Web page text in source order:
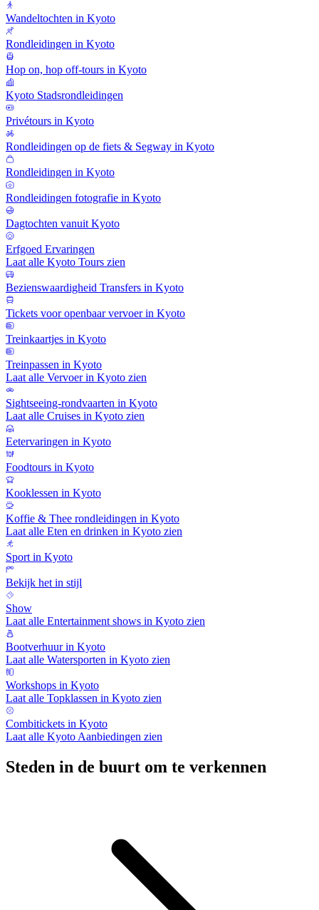
Wandeltochten in Kyoto
Rondleidingen in Kyoto
Hop on, hop off-tours in Kyoto
Kyoto Stadsrondleidingen
Privétours in Kyoto
Rondleidingen op de fiets & Segway in Kyoto
Rondleidingen in Kyoto
Rondleidingen fotografie in Kyoto
Dagtochten vanuit Kyoto
Erfgoed Ervaringen
Laat alle Kyoto Tours zien
Bezienswaardigheid Transfers in Kyoto
Tickets voor openbaar vervoer in Kyoto
Treinkaartjes in Kyoto
Treinpassen in Kyoto
Laat alle Vervoer in Kyoto zien
Sightseeing-rondvaarten in Kyoto
Laat alle Cruises in Kyoto zien
Eetervaringen in Kyoto
Foodtours in Kyoto
Kooklessen in Kyoto
Koffie & Thee rondleidingen in Kyoto
Laat alle Eten en drinken in Kyoto zien
Sport in Kyoto
Bekijk het in stijl
Show
Laat alle Entertainment shows in Kyoto zien
Bootverhuur in Kyoto
Laat alle Watersporten in Kyoto zien
Workshops in Kyoto
Laat alle Topklassen in Kyoto zien
Combitickets in Kyoto
Laat alle Kyoto Aanbiedingen zien
Steden in de buurt om te verkennen